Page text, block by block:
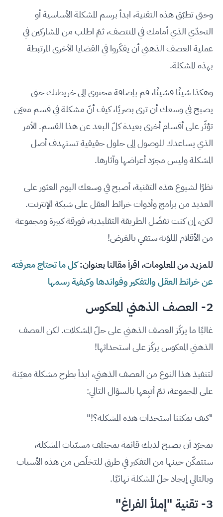
وحتى تطبّق هذه التقنية، ابدأ برسم المشكلة الأساسية أو
التحدّي الذي أمامك في المنتصف، ثمّ اطلب من المشاركين في
عملية العصف الذهني أن يفكّروا في القضايا الأخرى المرتبطة
بهذه المشكلة.
وهكذا شيئًا فشيئًا، قم بإضافة محتوى إلى خريطتك حتى
يصبح في وسعك أن ترى بصريًا، كيف أنّ مشكلة في قسم معيّن
تؤثّر على أقسام أخرى بعيدة كلّ البعد عن هذا القسم. الأمر
الذي يساعدك للوصول إلى حلول حقيقية تستهدف أصل
المشكلة وليس مجرّد أعراضها وآثارها.
نظرًا لشيوع هذه التقنية، أصبح في وسعك اليوم العثور على
العديد من برامج وأدوات خرائط العقل على شبكة الإنترنت.
لكن، إن كنت تفضّل الطريقة التقليدية، فورقة كبيرة ومجموعة
من الأقلام الملوّنة ستفي بالغرض!
للمزيد من المعلومات، اقرأ مقالنا بعنوان:كل ما تحتاج معرفته
عن خرائط العقل والتفكير وفوائدها وكيفية رسمها
2- العصف الذهني المعكوس
غالبًا ما يركّز العصف الذهني على حلّ المشكلات. لكن العصف
الذهني المعكوس يركّز على استحداثها!
لتنفيذ هذا النوع من العصف الذهني، ابدأ بطرح مشكلة معيّنة
على المجموعة، ثمّ أتبِعها بالسؤال التالي:
"كيف يمكننا استحداث هذه المشكلة؟!"
بمجرّد أن يصبح لديك قائمة بمختلف مسبّبات المشكلة،
ستتمكّن حينها من التفكير في طرق للتخلّص من هذه الأسباب
وبالتالي إيجاد حلّ المشكلة نهائيًا.
3- تقنية "إملأ الفراغ"